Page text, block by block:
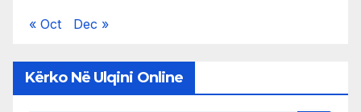
« Oct Dec »
Kërko Në Ulqini Online